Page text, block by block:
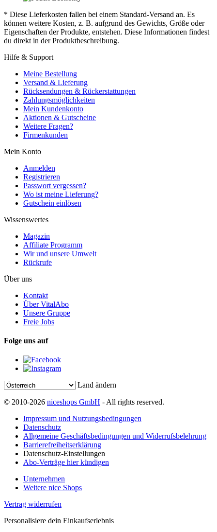
* Diese Lieferkosten fallen bei einem Standard-Versand an. Es
können weitere Kosten, z. B. aufgrund des Gewichts, Größe oder
Eigenschaften der Produkte, entstehen. Diese Informationen findest
du direkt in der Produktbeschreibung.
Hilfe & Support
Meine Bestellung
Versand & Lieferung
Rücksendungen & Rückerstattungen
Zahlungsmöglichkeiten
Mein Kundenkonto
Aktionen & Gutscheine
Weitere Fragen?
Firmenkunden
Mein Konto
Anmelden
Registrieren
Passwort vergessen?
Wo ist meine Lieferung?
Gutschein einlösen
Wissenswertes
Magazin
Affiliate Programm
Wir und unsere Umwelt
Rückrufe
Über uns
Kontakt
Über VitalAbo
Unsere Gruppe
Freie Jobs
Folge uns auf
Land ändern
© 2010-2026 niceshops GmbH - All rights reserved.
Impressum und Nutzungsbedingungen
Datenschutz
Allgemeine Geschäftsbedingungen und Widerrufsbelehrung
Barrierefreiheitserklärung
Datenschutz-Einstellungen
Abo-Verträge hier kündigen
Unternehmen
Weitere nice Shops
Vertrag widerrufen
Personalisiere dein Einkaufserlebnis